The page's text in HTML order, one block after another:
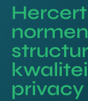
privacy